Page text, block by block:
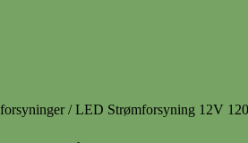
/ LED Strømforsyning 12V